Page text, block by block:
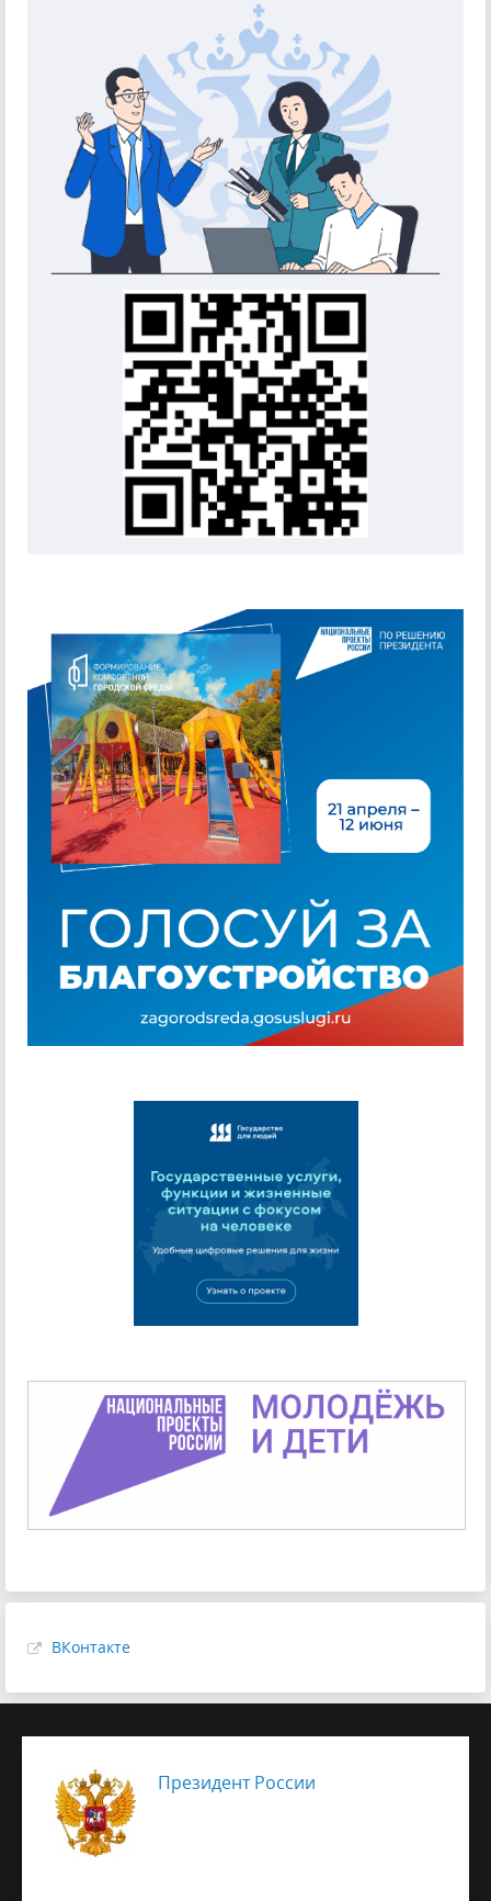
ВКонтакте
Президент России